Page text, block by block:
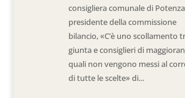
consigliera comunale di
presidente della commissione
bilancio, «C’è uno scollamento
giunta e consiglieri di
quali non vengono messi al
di tutte le scelte» di...